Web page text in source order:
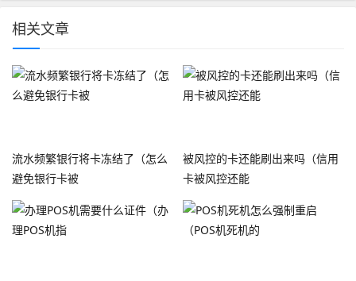
相关文章
流水频繁银行将卡冻结了（怎么
避免银行卡被
被风控的卡还能刷出来吗（信用
卡被风控还能